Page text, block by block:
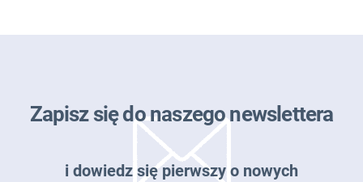
Zapisz się do naszego newslettera
i dowiedz się pierwszy o nowych